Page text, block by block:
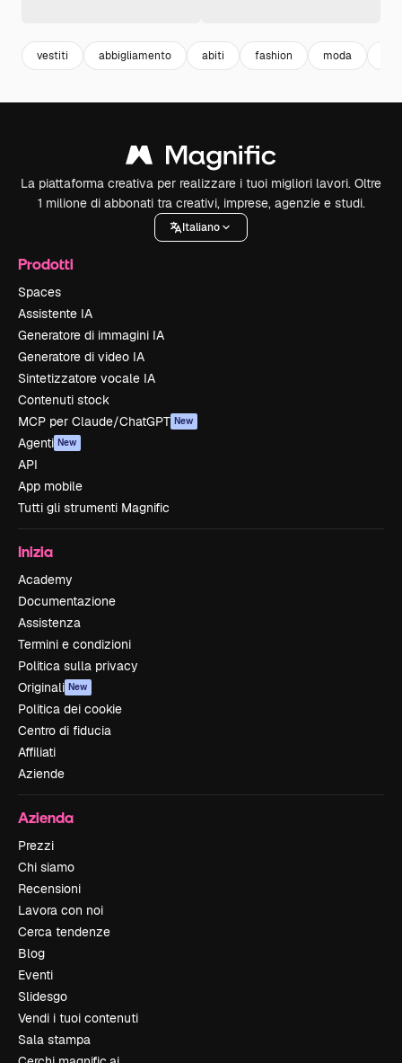
vestiti abbigliamento abiti fashion moda
La piattaforma creativa per realizzare i tuoi migliori lavori. Oltre
1 milione di abbonati tra creativi, imprese, agenzie e studi.
Italiano
Prodotti
Spaces
Assistente IA
Generatore di immagini IA
Generatore di video IA
Sintetizzatore vocale IA
Contenuti stock
MCP per Claude/ChatGPT New
Agenti New
API
App mobile
Tutti gli strumenti Magnific
Inizia
Academy
Documentazione
Assistenza
Termini e condizioni
Politica sulla privacy
Originali New
Politica dei cookie
Centro di fiducia
Affiliati
Aziende
Azienda
Prezzi
Chi siamo
Recensioni
Lavora con noi
Cerca tendenze
Blog
Eventi
Slidesgo
Vendi i tuoi contenuti
Sala stampa